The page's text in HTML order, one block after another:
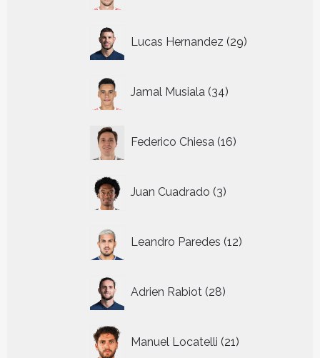
Lucas Hernandez 29
producten
Jamal Musiala 34
producten
Federico Chiesa 16
producten
Juan Cuadrado 3
producten
Leandro Paredes 12
producten
Adrien Rabiot 28
producten
Manuel Locatelli 21
producten